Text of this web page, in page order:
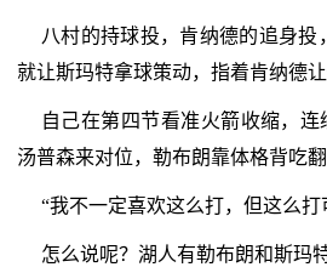
八村的持球投，肯纳德的追身投
就让斯玛特拿球策动，指着肯纳德让
自己在第四节看准火箭收缩，连
汤普森来对位，勒布朗靠体格背吃翻
“我不一定喜欢这么打，但这么打
怎么说呢？湖人有勒布朗和斯玛